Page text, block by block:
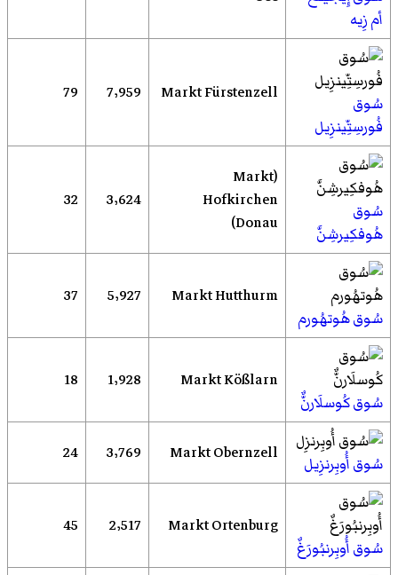
أم زِيه
سُوق
فُورسِتِّينزِيل
Markt Fürstenzell 7٬959 79
سُوق
هُوفكِيرشِنَّ
(Markt
Hofkirchen
(Donau
3٬624 32
سُوق هُوتهُورم
Markt Hutthurm 5٬927 37
سُوق كُوسلَارنٌّ
Markt Kößlarn 1٬928 18
سُوق أُوبِرنزِيل Markt Obernzell 3٬769 24
سُوق أُوبِرنبُورَغٌ
Markt Ortenburg 2٬517 45